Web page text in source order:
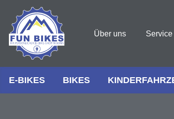
Über uns Service
E-BIKES BIKES